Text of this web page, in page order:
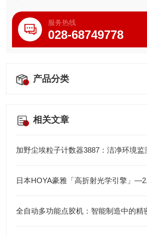
服务热线
028-68749778
产品分类
相关文章
加野尘埃粒子计数器3887：洁净环境监
全自动多功能点胶机：智能制造中的精